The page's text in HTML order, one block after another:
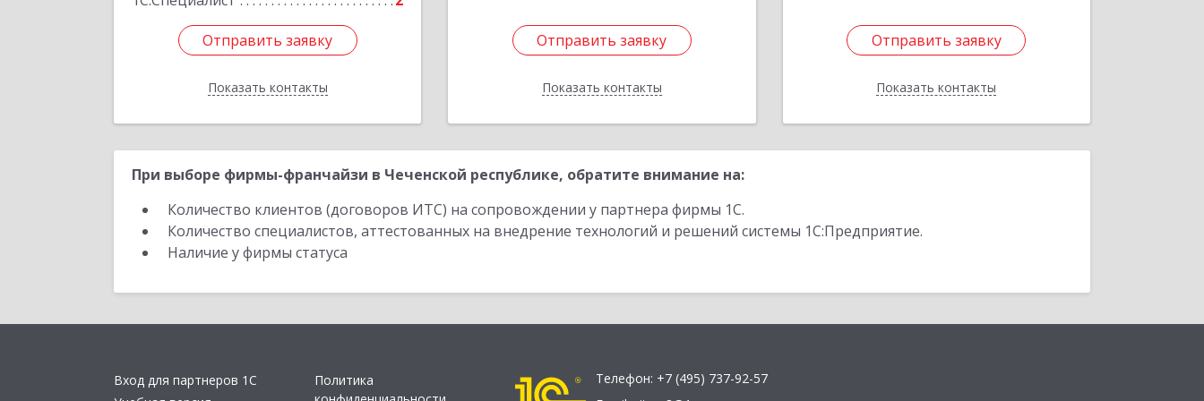
Отправить заявку
Показать контакты
Отправить заявку
Назад
Отправить заявку
Показать контакты
Отправить заявку
Назад
Отправить заявку
Показать контакты
Отправить заявку
Назад
При выборе фирмы-франчайзи в Чеченской республике, обратите внимание на:
Количество клиентов (договоров ИТС) на сопровождении у партнера фирмы 1С.
Количество специалистов, аттестованных на внедрение технологий и решений системы 1С:Предприятие.
Наличие у фирмы статуса
Вход для партнеров 1С
Политика
Телефон: +7 (495) 737-92-57